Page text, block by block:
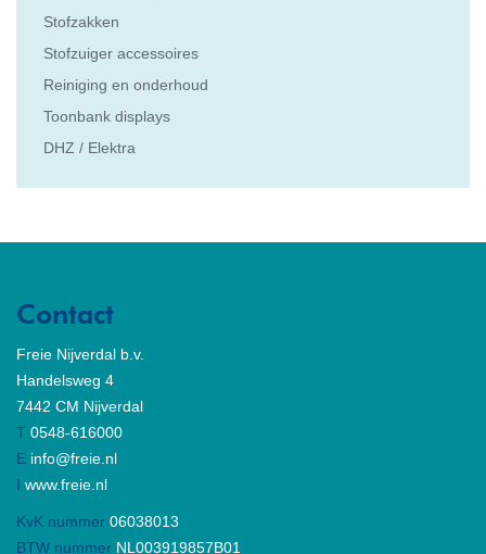
Stofzakken
Stofzuiger accessoires
Reiniging en onderhoud
Toonbank displays
DHZ / Elektra
Contact
Freie Nijverdal b.v.
Handelsweg 4
7442 CM Nijverdal
T 0548-616000
E info@freie.nl
I www.freie.nl
KvK nummer 06038013
BTW nummer NL003919857B01